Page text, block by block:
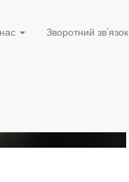
Зворотний зв’язок